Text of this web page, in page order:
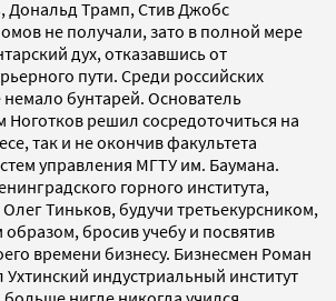
Дональд Трамп, Стив Джобс
не получали, зато в полной мере
дух, отказавшись от
пути. Среди российских
бунтарей. Основатель
Ноготков решил сосредоточиться на
так и не окончив факультета
управления МГТУ им. Баумана.
горного института,
Тиньков, будучи третьекурсником,
бросив учебу и посвятив
времени бизнесу. Бизнесмен Роман
индустриальный институт